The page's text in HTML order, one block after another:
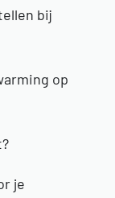
bij
op
je